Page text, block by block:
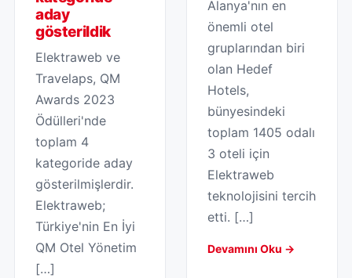
aday
gösterildik
Elektraweb ve
Travelaps, QM
Awards 2023
Ödülleri'nde
toplam 4
kategoride aday
gösterilmişlerdir.
Elektraweb;
Türkiye'nin En İyi
QM Otel Yönetim
[…]
Alanya'nın en
önemli otel
gruplarından biri
olan Hedef
Hotels,
bünyesindeki
toplam 1405 odalı
3 oteli için
Elektraweb
teknolojisini tercih
etti. […]
Devamını Oku →